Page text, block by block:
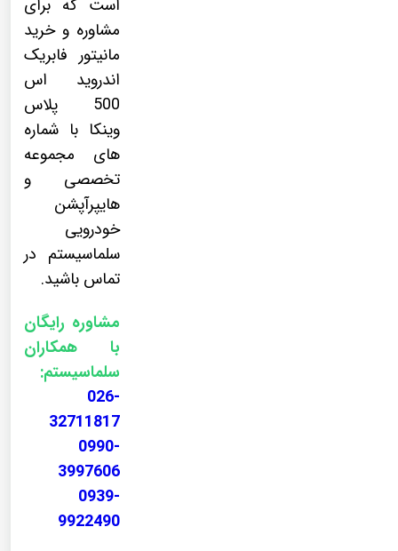
است که برای
مشاوره و خرید
مانیتور فابریک
اندروید اس
500 پلاس
وینکا با شماره
های مجموعه
تخصصی و
هایپرآپشن
خودرویی
سلماسیستم در
تماس باشید.
مشاوره رایگان
با همکاران
سلماسیستم:
026-
32711817
0990-
3997606
0939-
9922490